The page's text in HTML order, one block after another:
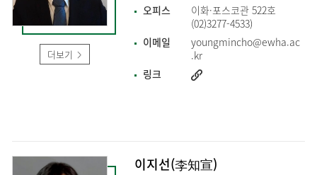
더보기
오피스
이화·포스코관 522호
(02)3277-4533)
이메일
youngmincho@ewha.ac
.kr
링크
이지선(李知宣)